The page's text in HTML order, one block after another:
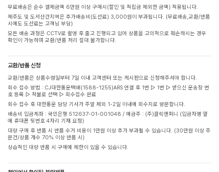
무료배송은 순수 결제금액 6만원 이상 구매시(할인 및 적립금 제외한 금액) 적용됩니다.
제주도 및 도서산간지역은 추가배송비(도선료) 3,000원이 부과됩니다. (무료배송,교환/반품
시에도 도선료는 고객님 부담)
모든 배송 과정은 CCTV로 촬영 후 출고 진행되고 있어 상품을 고의적으로 훼손하시는 경우
확인이 가능하며 교환/반품 처리 절대 불가합니다.
교환/반품 신청
교환/반품은 상품수령일부터 7일 이내 고객센터 또는 게시판으로 신청해주셔야 합니다.
회수 접수 방법 : CJ대한통운택배(1588-1255)ARS 연결 후 1번 ▷ 1번 ▷ 받으신 운송장 번
호 등록 ▷ 착불로 선택 ▷ 회수접수 완료
회수 접수 후 대한통운 담당 기사가 주말 제외 1-2일 이내에 회수지로 방문합니다.
배송비 입금계좌 : 국민은행 512637-01-001048 / 예금주 : (주)클릭앤퍼니 (입금자명 옆
에 휴대폰 뒷번호 4자리 기재 요청)
대량 구매 후 반품 시 반품 수거 비용이 1만원 이상 추가 부과될 수 있습니다. (30만원 이상 주
문건/상품 개수 70% 이상 반품 시)
상습적인 대량 반품 시 구매에 제한이 있을 수 있습니다.